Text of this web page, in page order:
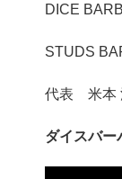
DICE
STUDS
代表 米本
ダイスバー